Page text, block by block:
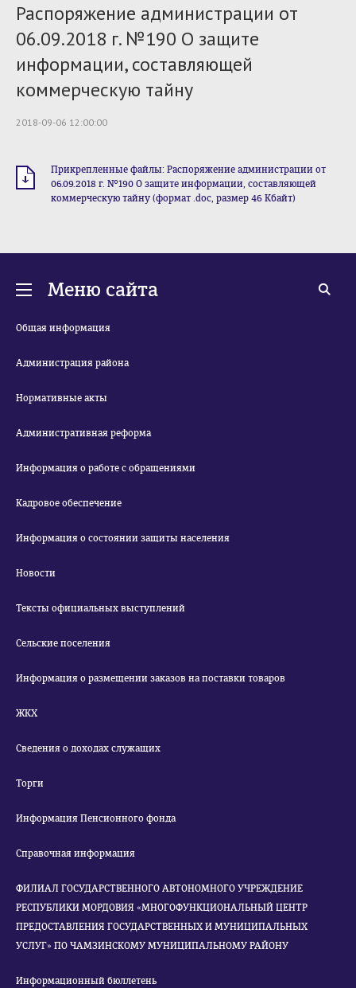
Распоряжение администрации от
06.09.2018 г. №190 О защите
информации, составляющей
коммерческую тайну
2018-09-06 12:00:00
Прикрепленные файлы: Распоряжение администрации от
06.09.2018 г. №190 О защите информации, составляющей
коммерческую тайну (формат .doc, размер 46 Кбайт)
Меню сайта
Общая информация
Администрация района
Нормативные акты
Административная реформа
Информация о работе с обращениями
Кадровое обеспечение
Информация о состоянии защиты населения
Новости
Тексты официальных выступлений
Сельские поселения
Информация о размещении заказов на поставки товаров
ЖКХ
Сведения о доходах служащих
Торги
Информация Пенсионного фонда
Справочная информация
ФИЛИАЛ ГОСУДАРСТВЕННОГО АВТОНОМНОГО УЧРЕЖДЕНИЕ
РЕСПУБЛИКИ МОРДОВИЯ «МНОГОФУНКЦИОНАЛЬНЫЙ ЦЕНТР
ПРЕДОСТАВЛЕНИЯ ГОСУДАРСТВЕННЫХ И МУНИЦИПАЛЬНЫХ
УСЛУГ» ПО ЧАМЗИНСКОМУ МУНИЦИПАЛЬНОМУ РАЙОНУ
Информационный бюллетень